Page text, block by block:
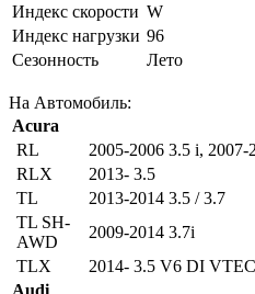
Индекс скорости W
Индекс нагрузки 96
Сезонность
Лето
На Автомобиль:
Acura
RL
2005-2006 3.5 i, 2007-
RLX
2013- 3.5
TL
2013-2014 3.5 / 3.7
TL SH-
AWD
2009-2014 3.7i
TLX
2014- 3.5 V6 DI VTEC
Audi